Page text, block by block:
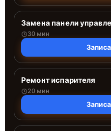
Замена панели
30 мин
Ремонт испарителя
20 мин